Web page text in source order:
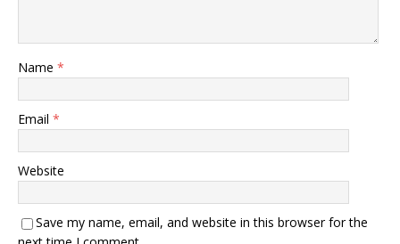
Name *
Email *
Website
Save my name, email, and website in this browser for the